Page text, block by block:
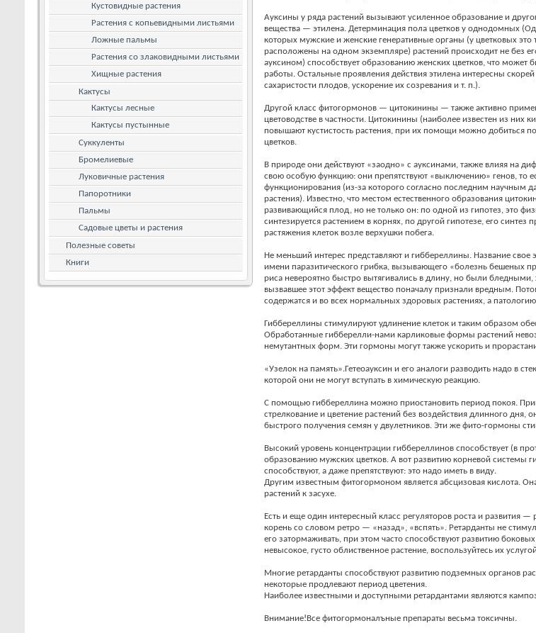
Ауксины у ряда растений вызывают усиленное образование и
вещества — этилена. Детерминация пола цветков у однодомных
которых мужские и женские генеративные органы (у цветковых это
расположены на одном экземпляре) растений происходит не без
ауксином) способствует образованию женских цветков, что может
работы. Остальные проявления действия этилена интересны
сахаристости плодов, ускорение их созревания и т. п.).
Другой класс фитогормонов — цитокинины — также активно
цветоводстве в частности. Цитокинины (наиболее известен из них
повышают кустистость растения, при их помощи можно добиться
цветков.
В природе они действуют «заодно» с ауксинами, также влияя на
свою особую функцию: они препятствуют «выключению» генов, то
функционирования (из-за которого согласно последним научным
растения). Известно, что местом естественного образования
развивающийся плод, но не только он: по одной из гипотез, это
синтезируется растением в корнях, по другой гипотезе, его синтез
растяжения клеток возле верхушки побега.
Не меньший интерес представляют и гиббереллины. Название свое
имени паразитического грибка, вызывающего «болезнь бешеных
риса невероятно быстро вытягивались в длину, но были
вызвавшее этот эффект вещество поначалу признали вредным.
содержатся и во всех нормальных здоровых растениях, а
Гиббереллины стимулируют удлинение клеток и таким образом
Обработанные гибберелли-нами карликовые формы растений
немутантных форм. Эти гормоны могут также ускорить и
«Узелок на память».Гетеоауксин и его аналоги разводить надо в
которой они не могут вступать в химическую реакцию.
С помощью гиббереллина можно приостановить период покоя.
стрелкование и цветение растений без воздействия длинного дня,
быстрого получения семян у двулетников. Эти же фито-гормоны
Высокий уровень концентрации гиббереллинов способствует (в
образованию мужских цветков. А вот развитию корневой системы
способствуют, а даже препятствуют: это надо иметь в виду.
Другим известным фитогормоном является абсцизовая кислота.
растений к засухе.
Есть и еще один интересный класс регуляторов роста и развития —
корень со словом ретро — «назад», «вспять». Ретарданты не
его затормаживать, при этом часто способствуют развитию
невысокое, густо облиственное растение, воспользуйтесь их
Многие ретарданты способствуют развитию подземных органов
некоторые продлевают период цветения.
Наиболее известными и доступными ретардантами являются
Внимание!Все фитогормоналъные препараты весьма токсичны.
Кустовидные растения
Растения с копьевидными листьями
Ложные пальмы
Растения со злаковидными листьями
Хищные растения
Кактусы
Кактусы лесные
Кактусы пустынные
Суккуленты
Бромелиевые
Луковичные растения
Папоротники
Пальмы
Садовые цветы и растения
Полезные советы
Книги